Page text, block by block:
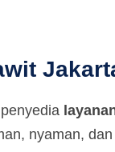
nyaman,